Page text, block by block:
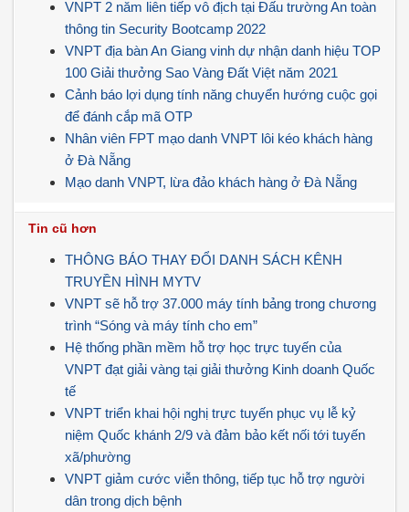
VNPT 2 năm liên tiếp vô địch tại Đấu trường An toàn
thông tin Security Bootcamp 2022
VNPT địa bàn An Giang vinh dự nhận danh hiệu TOP
100 Giải thưởng Sao Vàng Đất Việt năm 2021
Cảnh báo lợi dụng tính năng chuyển hướng cuộc gọi
để đánh cắp mã OTP
Nhân viên FPT mạo danh VNPT lôi kéo khách hàng
ở Đà Nẵng
Mạo danh VNPT, lừa đảo khách hàng ở Đà Nẵng
Tin cũ hơn
THÔNG BÁO THAY ĐỔI DANH SÁCH KÊNH
TRUYỀN HÌNH MYTV
VNPT sẽ hỗ trợ 37.000 máy tính bảng trong chương
trình “Sóng và máy tính cho em”
Hệ thống phần mềm hỗ trợ học trực tuyến của
VNPT đạt giải vàng tại giải thưởng Kinh doanh Quốc
tế
VNPT triển khai hội nghị trực tuyến phục vụ lễ kỷ
niệm Quốc khánh 2/9 và đảm bảo kết nối tới tuyến
xã/phường
VNPT giảm cước viễn thông, tiếp tục hỗ trợ người
dân trong dịch bệnh